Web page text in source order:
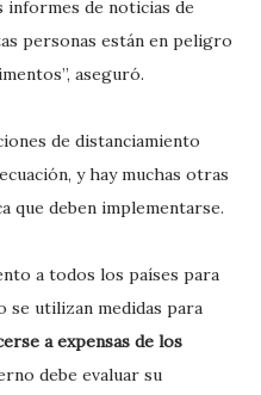
de noticias de
personas están en peligro
aseguró.
de distanciamiento
y hay muchas otras
que deben implementarse.
a todos los países para
se utilizan medidas para
a expensas de los
debe evaluar su